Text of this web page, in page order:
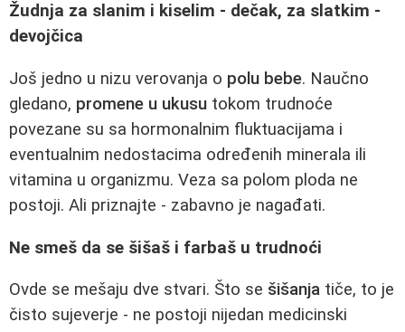
Žudnja za slanim i kiselim - dečak, za slatkim -
devojčica
Još jedno u nizu verovanja o polu bebe. Naučno
gledano, promene u ukusu tokom trudnoće
povezane su sa hormonalnim fluktuacijama i
eventualnim nedostacima određenih minerala ili
vitamina u organizmu. Veza sa polom ploda ne
postoji. Ali priznajte - zabavno je nagađati.
Ne smeš da se šišaš i farbaš u trudnoći
Ovde se mešaju dve stvari. Što se šišanja tiče, to je
čisto sujeverje - ne postoji nijedan medicinski